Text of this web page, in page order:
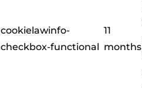
cookielawinfo-
checkbox-functional
11
months